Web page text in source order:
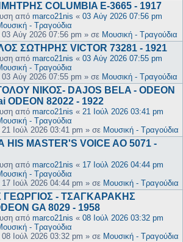
COLUMBIA E-3665 - 1917
από marco21nis « 03 Αύγ 2026 07:56 pm
- Τραγούδια
03 Αύγ 2026 07:56 pm » σε Μουσική - Τραγούδια
ΣΩΤΗΡΗΣ VICTOR 73281 - 1921
από marco21nis « 03 Αύγ 2026 07:55 pm
- Τραγούδια
03 Αύγ 2026 07:55 pm » σε Μουσική - Τραγούδια
ΝΙΚΟΣ- DAJOS BELA - ODEON
ODEON 82022 - 1922
από marco21nis « 21 Ιούλ 2026 03:41 pm
- Τραγούδια
21 Ιούλ 2026 03:41 pm » σε Μουσική - Τραγούδια
MASTER'S VOICE AO 5071 -
από marco21nis « 17 Ιούλ 2026 04:44 pm
- Τραγούδια
17 Ιούλ 2026 04:44 pm » σε Μουσική - Τραγούδια
ΓΕΩΡΓΙΟΣ - ΤΣΑΓΚΑΡΑΚΗΣ
GA 8029 - 1958
από marco21nis « 08 Ιούλ 2026 03:32 pm
- Τραγούδια
08 Ιούλ 2026 03:32 pm » σε Μουσική - Τραγούδια